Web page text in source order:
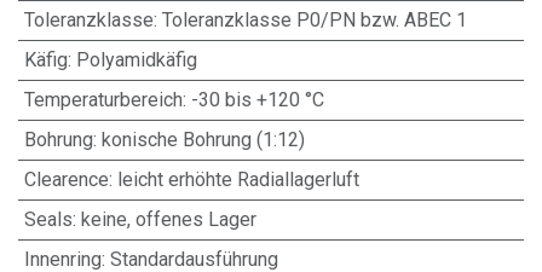
Toleranzklasse: Toleranzklasse P0/PN bzw. ABEC 1
Käfig: Polyamidkäfig
Temperaturbereich: -30 bis +120 °C
Bohrung: konische Bohrung (1:12)
Clearence: leicht erhöhte Radiallagerluft
Seals: keine, offenes Lager
Innenring: Standardausführung